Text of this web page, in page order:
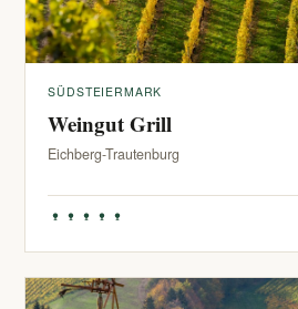
SÜDSTEIERMARK
Weingut Grill
Eichberg-Trautenburg